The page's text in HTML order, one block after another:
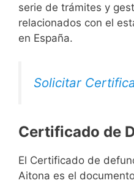
serie de trámites y
relacionados con el
en España.
Solicitar
Certificado de
El Certificado de
Aitona es el